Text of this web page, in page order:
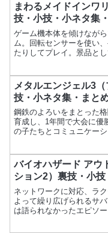
まわるメイドインワ
技・小技・小ネタ集
ゲーム機本体を傾けなが
ム。回転センサーを使い
たりしてプレイ。景品と
メタルエンジェル3
技・小ネタ集・まと
鋼鉄のよろいをまとった
育成し、1年間で大会に優
の子たちとコミュニケー
バイオハザード アウ
ション2）裏技・小
ネットワークに対応、ラ
よって繰り広げられるサ
は語られなかったエピソ